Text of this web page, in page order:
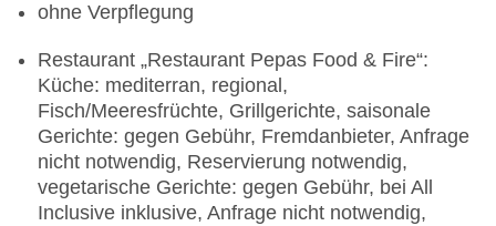
ohne Verpflegung
Restaurant „Restaurant Pepas Food & Fire“:
Küche: mediterran, regional,
Fisch/Meeresfrüchte, Grillgerichte, saisonale
Gerichte: gegen Gebühr, Fremdanbieter, Anfrage
nicht notwendig, Reservierung notwendig,
vegetarische Gerichte: gegen Gebühr, bei All
Inclusive inklusive, Anfrage nicht notwendig,